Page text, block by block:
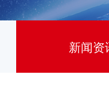
新闻资